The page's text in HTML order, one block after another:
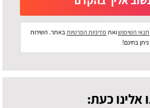
תנאי השימושואת מדיניות הפרטיות באתר. השירות
ניתן בחינם!
אלינו כעת: